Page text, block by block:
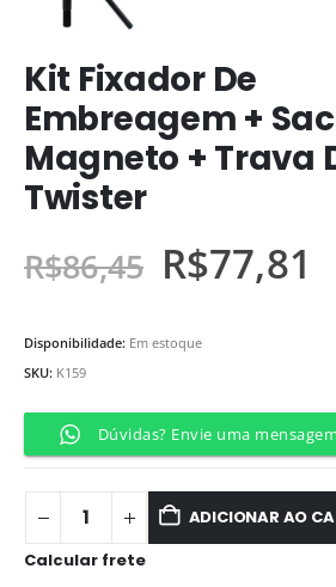
Kit Fixador De
Embreagem +
Magneto + Trava
Twister
R$86,45 R$77,81
Disponibilidade: Em estoque
SKU: K159
Dúvidas? Envie uma mensagem
ADICIONAR AO
Calcular frete